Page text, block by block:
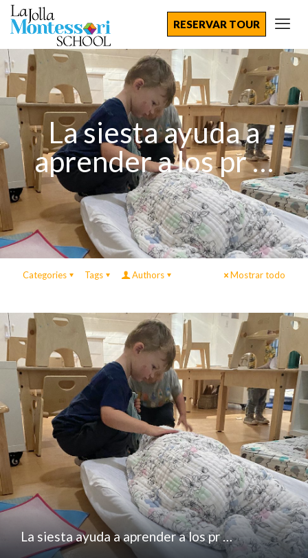
RESERVAR TOUR
La siesta ayuda a
aprender a los pr …
Categories Tags Authors Mostrar todo
La siesta ayuda a aprender a los pr …